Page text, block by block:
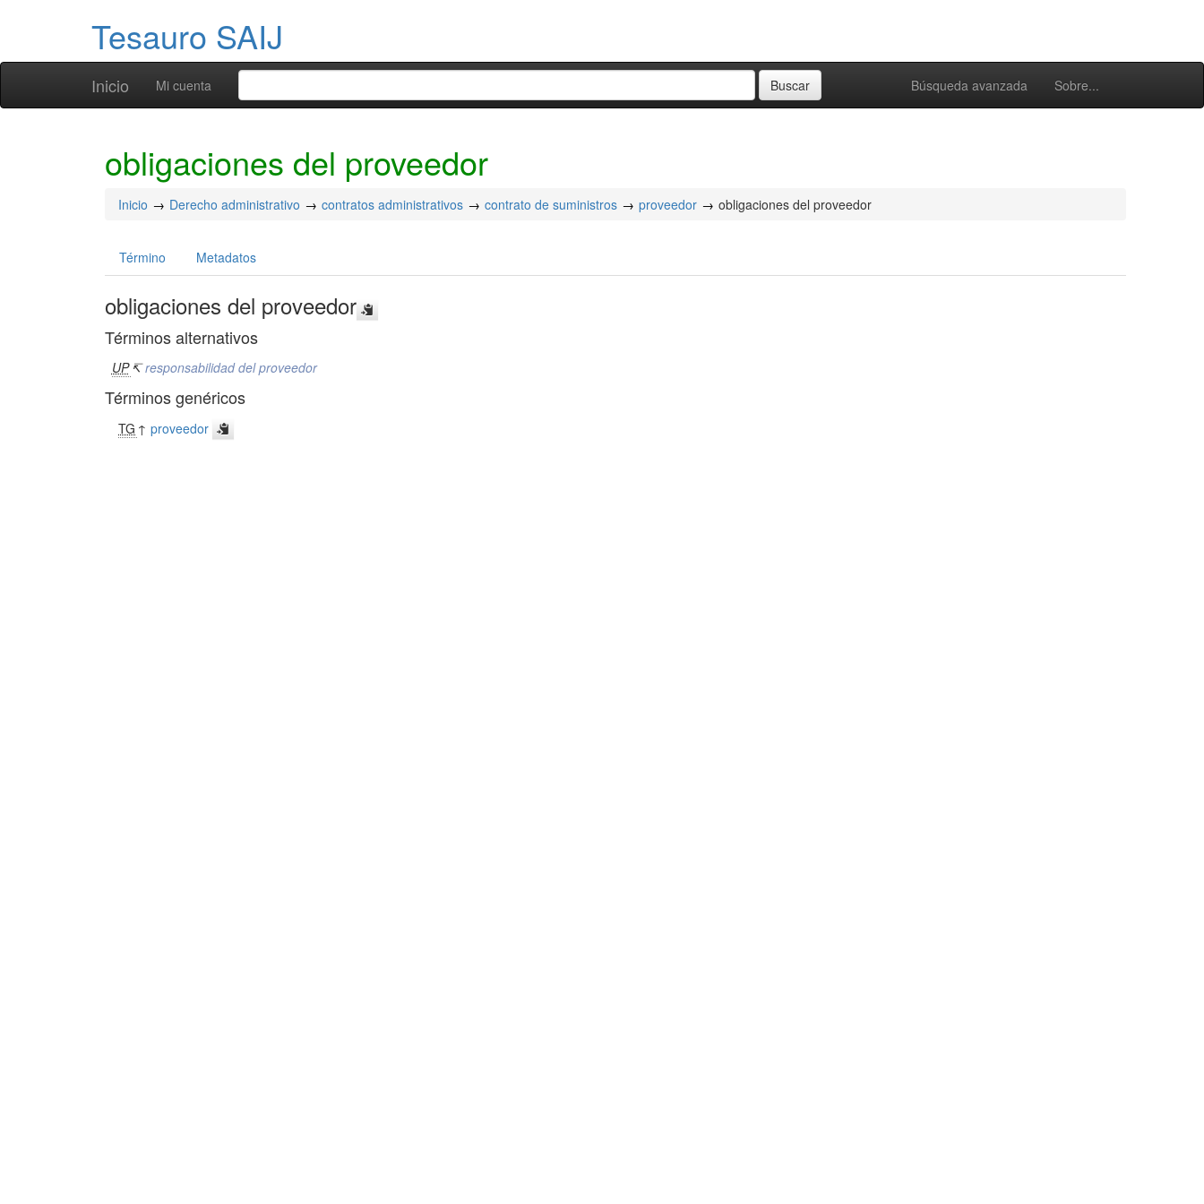
Tesauro SAIJ
Inicio Búsqueda avanzada Sobre...
Mi cuenta
obligaciones del proveedor
Inicio Derecho administrativo contratos administrativos contrato de suministros proveedor obligaciones del proveedor
Término Metadatos
obligaciones del proveedor
Términos alternativos
UP ↸responsabilidad del proveedor
Términos genéricos
TG ↑proveedor